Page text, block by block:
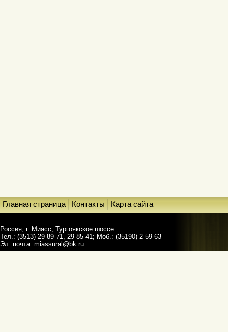
Главная страница Контакты Карта сайта
Россия, г. Миасс, Тургоякское шоссе
Тел.: (3513) 29-89-71, 29-85-41; Моб.: (35190) 2-59-63
Эл. почта: miassural@bk.ru